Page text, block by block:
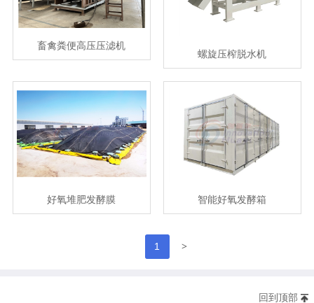
畜禽粪便高压压滤机
螺旋压榨脱水机
好氧堆肥发酵膜 智能好氧发酵箱
1 >
回到顶部